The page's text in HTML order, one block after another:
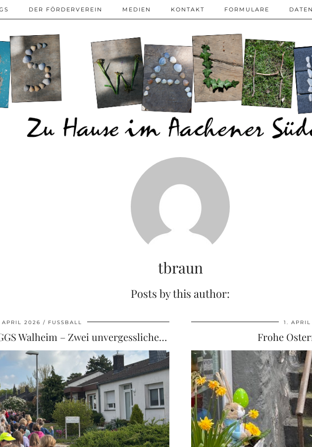
DER FÖRDERVEREIN MEDIEN KONTAKT FORMULARE
tbraun
Posts by this author:
APRIL 2026 FUSSBALL
Fußballfieber an der GGS Walheim – Zwei unvergessliche …
1.
Frohe